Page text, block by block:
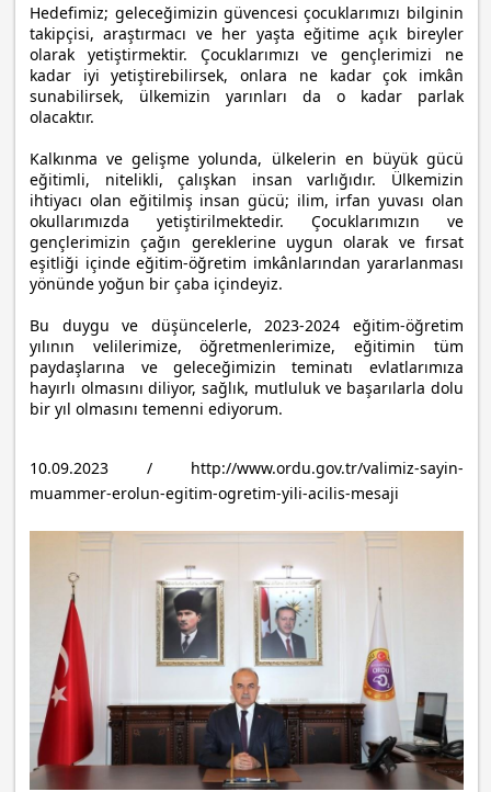
Hedefimiz; geleceğimizin güvencesi çocuklarımızı bilginin
takipçisi, araştırmacı ve her yaşta eğitime açık bireyler
olarak yetiştirmektir. Çocuklarımızı ve gençlerimizi ne
kadar iyi yetiştirebilirsek, onlara ne kadar çok imkân
sunabilirsek, ülkemizin yarınları da o kadar parlak
olacaktır.
Kalkınma ve gelişme yolunda, ülkelerin en büyük gücü
eğitimli, nitelikli, çalışkan insan varlığıdır. Ülkemizin
ihtiyacı olan eğitilmiş insan gücü; ilim, irfan yuvası olan
okullarımızda yetiştirilmektedir. Çocuklarımızın ve
gençlerimizin çağın gereklerine uygun olarak ve fırsat
eşitliği içinde eğitim-öğretim imkânlarından yararlanması
yönünde yoğun bir çaba içindeyiz.
Bu duygu ve düşüncelerle, 2023-2024 eğitim-öğretim
yılının velilerimize, öğretmenlerimize, eğitimin tüm
paydaşlarına ve geleceğimizin teminatı evlatlarımıza
hayırlı olmasını diliyor, sağlık, mutluluk ve başarılarla dolu
bir yıl olmasını temenni ediyorum.
10.09.2023 / http://www.ordu.gov.tr/valimiz-sayin-
muammer-erolun-egitim-ogretim-yili-acilis-mesaji